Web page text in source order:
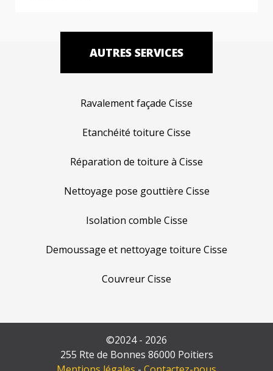
AUTRES SERVICES
Ravalement façade Cisse
Etanchéité toiture Cisse
Réparation de toiture à Cisse
Nettoyage pose gouttière Cisse
Isolation comble Cisse
Demoussage et nettoyage toiture Cisse
Couvreur Cisse
©2024 - 2026
255 Rte de Bonnes 86000 Poitiers